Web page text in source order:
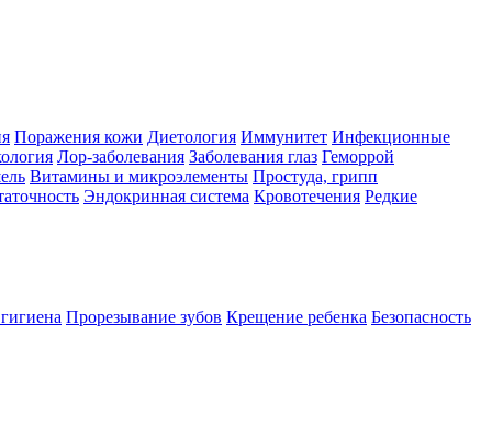
Поражения кожи Диетология Иммунитет Инфекционные
Лор-заболевания Заболевания глаз Геморрой
Витамины и микроэлементы Простуда, грипп
Эндокринная система Кровотечения Редкие
Прорезывание зубов Крещение ребенка Безопасность